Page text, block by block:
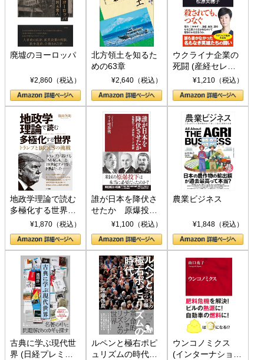
廃墟のヨーロッパ
¥2,860（税込）
北方領土を知るた
めの63章
¥2,640（税込）
ウクライナ企業の
死闘 (産経セレク
ト S 039)¥1,210（税込）
地政学理論で読む
多極化する世界：
トランプとBRICS
の挑戦
¥1,870（税込）
誰が日本を降伏さ
せたか 原爆投
下、ソ連参戦、そ
して聖断 (PHP新
書)
¥1,100（税込）
農業ビジネス
¥1,848（税込）
古典に学ぶ現代世
界 (日経プレミア
ルペンと極右ポピ
ュリズムの時代：
ウンコノミクス
(インターナショナ